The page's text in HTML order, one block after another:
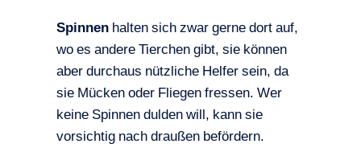
Spinnenhalten sich zwar gerne dort auf,
wo es andere Tierchen gibt, sie können
aber durchaus nützliche Helfer sein, da
sie Mücken oder Fliegen fressen. Wer
keine Spinnen dulden will, kann sie
vorsichtig nach draußen befördern.